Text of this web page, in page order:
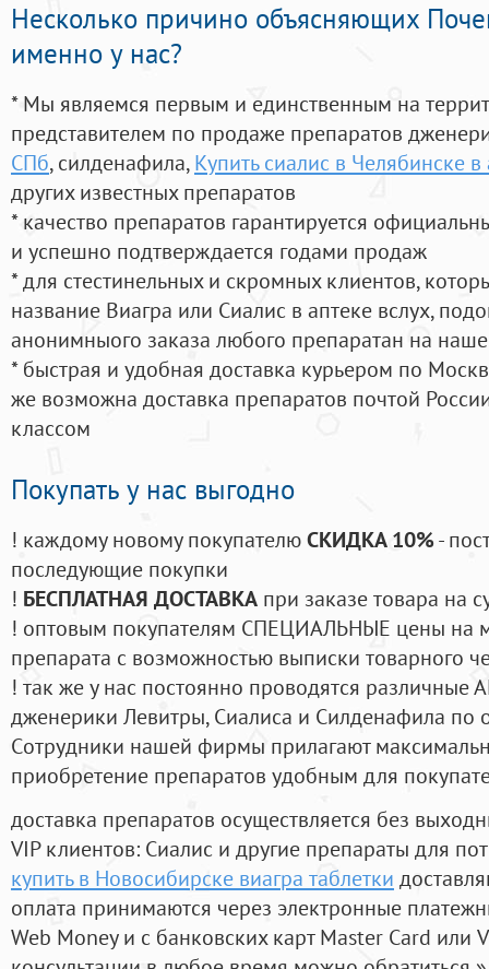
Несколько причино объясняющих
именно у нас?
* Мы являемся первым и единственным на
представителем по продаже препаратов
СПб, силденафила, Купить сиалис в Челябинске в
других известных препаратов
* качество препаратов гарантируется
и успешно подтверждается годами продаж
* для стестинельных и скромных клиентов,
название Виагра или Сиалис в аптеке вслух,
анонимныого заказа любого препаратан на
* быстрая и удобная доставка курьером по
же возможна доставка препаратов почтой
классом
Покупать у нас выгодно
! каждому новому покупателюСКИДКА 10%-
последующие покупки
! БЕСПЛАТНАЯ ДОСТАВКА при заказе товара на
! оптовым покупателям СПЕЦИАЛЬНЫЕ цены на
препарата с возможностью выписки товарного
! так же у нас постоянно проводятся
дженерики Левитры, Сиалиса и Силденафила по
Cотрудники нашей фирмы прилагают
приобретение препаратов удобным для
доставка препаратов осуществляется без
VIP клиентов: Сиалис и другие препараты для
купить в Новосибирске виагра таблетки
оплата принимаются через электронные
Web Money и с банковских карт Master Card или